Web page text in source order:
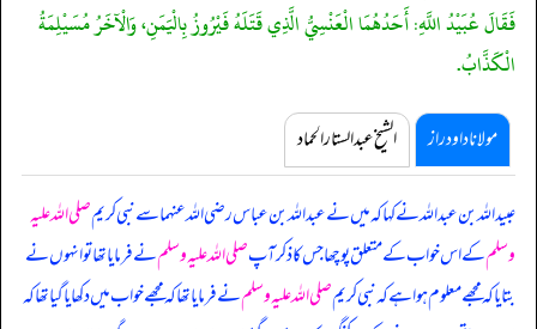
فَقَالَ عُبَيْدُ اللَّهِ: أَحَدُهُمَا الْعَنْسِيُّ الَّذِي قَتَلَهُ فَيْرُوزُ بِالْيَمَنِ، وَالْآخَرُ مُسَيْلِمَةُ
الْكَذَّابُ.
مولانا داود راز الشیخ عبدالستار الحماد
عبیداللہ بن عبداللہ نے کہا کہ میں نے عبداللہ بن عباس رضی اللہ عنہما سے نبی کریمصلی اللہ علیہ
وسلمکے اس خواب کے متعلق پوچھا جس کا ذکر آپصلی اللہ علیہ وسلمنے فرمایا تھا تو انہوں نے
بتایا کہمجھے معلوم ہوا ہے کہ نبی کریمصلی اللہ علیہ وسلمنے فرمایا تھا کہ مجھے خواب میں دکھایا گیا تھا کہ